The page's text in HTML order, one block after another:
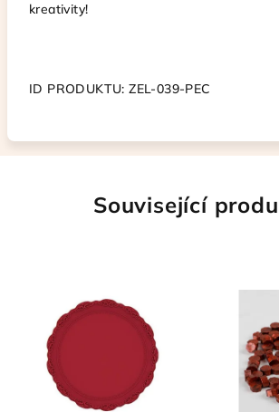
kreativity!
ID PRODUKTU: ZEL-039-PEC
Související